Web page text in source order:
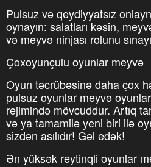
Pulsuz və qeydiyyatsız
oynayın: salatları kəsin,
və meyvə ninjası rolunu
Çoxoyunçulu oyunlar meyvə
Oyun təcrübəsinə daha çox
pulsuz oyunlar meyvə
rejimində mövcuddur. Artıq
və ya tamamilə yeni biri ilə
sizdən asılıdır! Gəl edək!
Ən yüksək reytinqli oyunlar